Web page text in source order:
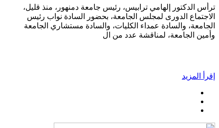
ترأس الدكتور إلهامي ترابيس، رئيس جامعة دمنهور، منذ قليل،
الاجتماع الدورى لمجلس الجامعة، بحضور السادة نواب رئيس
الجامعة، والسادة عمداء الكليات، والسادة مستشاري الجامعة
وأمين الجامعة، لمناقشة عدد من ال
إقرأ المزيد